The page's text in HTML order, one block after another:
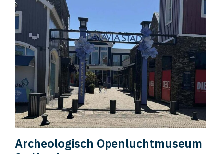
Archeologisch Openluchtmuseum